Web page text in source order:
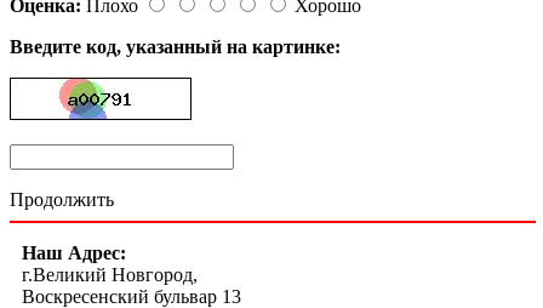
Оценка: Плохо
Хорошо
Введите код, указанный на картинке:
Продолжить
Наш Адрес:
г.Великий Новгород,
Воскресенский бульвар 13